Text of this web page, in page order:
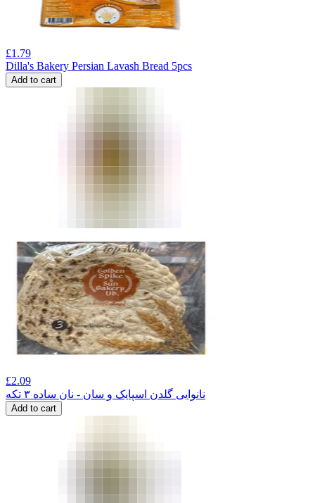
£1.79
Dilla's Bakery Persian Lavash Bread 5pcs
Add to cart
£2.09
نانوایی گلدن اسپایک و سان - نان ساده ۳ تکه
Add to cart